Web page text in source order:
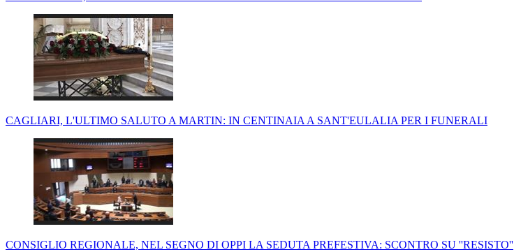
CAGLIARI, L'ULTIMO SALUTO A MARTIN: IN CENTINAIA A SANT'EULALIA PER I FUNERALI
CONSIGLIO REGIONALE, NEL SEGNO DI OPPI LA SEDUTA PREFESTIVA: SCONTRO SU ''RESISTO''